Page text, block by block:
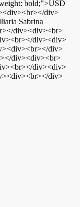
bold;">USD
div>
Sabrina
div><div><br>
div><div>
div>
div><div><br>
div><div>
div>